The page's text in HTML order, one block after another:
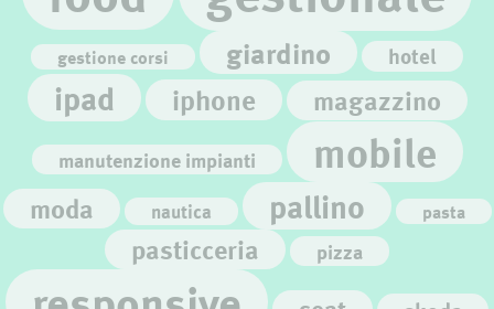
gestione corsi giardino hotel
ipad iphone magazzino
manutenzione impianti mobile
moda nautica pallino pasta
pasticceria pizza